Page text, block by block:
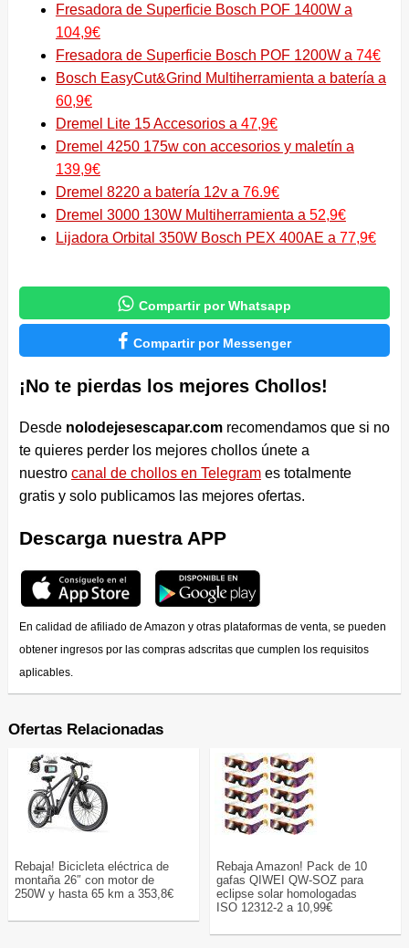
Fresadora de Superficie Bosch POF 1400W a
104,9€
Fresadora de Superficie Bosch POF 1200W a 74€
Bosch EasyCut&Grind Multiherramienta a batería a
60,9€
Dremel Lite 15 Accesorios a 47,9€
Dremel 4250 175w con accesorios y maletín a
139,9€
Dremel 8220 a batería 12v a 76.9€
Dremel 3000 130W Multiherramienta a 52,9€
Lijadora Orbital 350W Bosch PEX 400AE a 77,9€
 Compartir por Whatsapp
 Compartir por Messenger
¡No te pierdas los mejores Chollos!
Desde nolodejesescapar.comrecomendamos que si no
te quieres perder los mejores chollos únete a
nuestro canal de chollos en Telegrames totalmente
gratis y solo publicamos las mejores ofertas.
Descarga nuestra APP
En calidad de afiliado de Amazon y otras plataformas de venta, se pueden
obtener ingresos por las compras adscritas que cumplen los requisitos
aplicables.
Ofertas Relacionadas
Rebaja! Bicicleta eléctrica de
montaña 26″ con motor de
250W y hasta 65 km a 353,8€
Rebaja Amazon! Pack de 10
gafas QIWEI QW-SOZ para
eclipse solar homologadas
ISO 12312-2 a 10,99€